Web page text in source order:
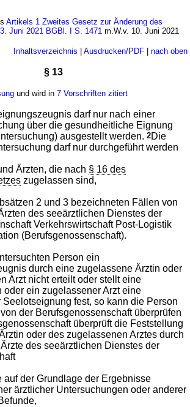
Artikels 1 Zweites Gesetz zur Änderung des
Juni 2021 BGBl. I S. 1471 m.W.v. 10. Juni 2021
Inhaltsverzeichnis Ausdrucken/PDF| nach oben
§ 13
und wird in7 Vorschriften zitiert
darf nur nach einer
über die gesundheitliche Eignung
ausgestellt werden.2Die
darf nur durchgeführt werden
Ärzten, die nach § 16 des
zugelassen sind,
2 und 3 bezeichneten Fällen von
des seeärztlichen Dienstes der
Verkehrswirtschaft Post-Logistik
(Berufsgenossenschaft).
Person ein
durch eine zugelassene Ärztin oder
Arzt nicht erteilt oder stellt eine
oder ein zugelassener Arzt eine
fest, so kann die Person
der Berufsgenossenschaft überprüfen
überprüft die Feststellung
oder des zugelassenen Arztes durch
des seeärztlichen Dienstes der
auf der Grundlage der Ergebnisse
ärztlicher Untersuchungen oder anderer